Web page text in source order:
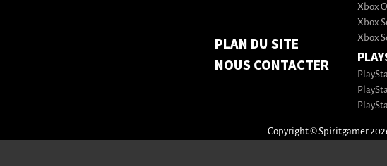
PLAN DU SITE
NOUS CONTACTER
Xbox
Xbox
Xbox
Copyright © Spiritgamer 2026